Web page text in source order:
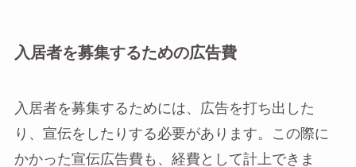
入居者を募集するための広告費
入居者を募集するためには、広告を打ち出した
り、宣伝をしたりする必要があります。この際に
かかった宣伝広告費も、経費として計上できま